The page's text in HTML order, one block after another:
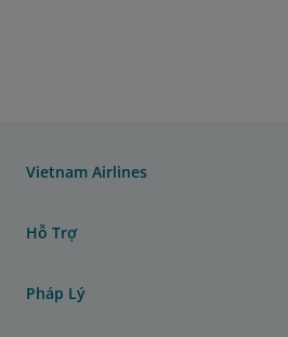
Vietnam Airlines
Hỗ Trợ
Pháp Lý